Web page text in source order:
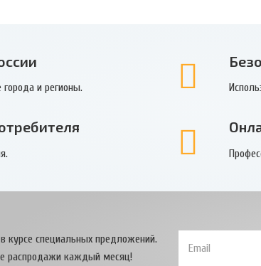
и регионы.
курсе специальных предложений.
распродажи каждый месяц!